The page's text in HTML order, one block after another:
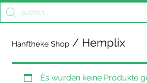
Products
search
Hanftheke Shop / Hemplix
Es wurden keine Produkte